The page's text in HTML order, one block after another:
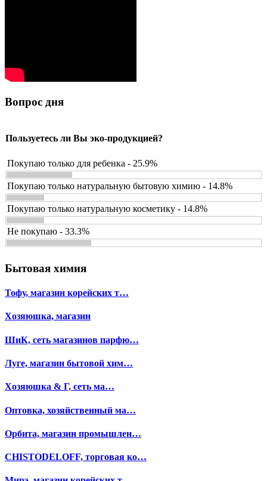
Вопрос дня
Пользуетесь ли Вы эко-продукцией?
Покупаю только для ребенка - 25.9%
Покупаю только натуральную бытовую химию - 14.8%
Покупаю только натуральную косметику - 14.8%
Не покупаю - 33.3%
Бытовая химия
Тофу, магазин корейских т…
Хозяюшка, магазин
ШиК, сеть магазинов парфю…
Луге, магазин бытовой хим…
Хозяюшка & Г, сеть ма…
Оптовка, хозяйственный ма…
Орбита, магазин промышлен…
CHISTODELOFF, торговая ко…